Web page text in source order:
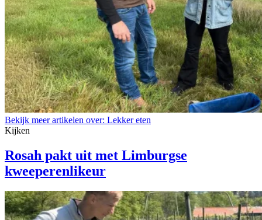
Bekijk meer artikelen over: Lekker eten
Kijken
Rosah pakt uit met Limburgse
kweeperenlikeur